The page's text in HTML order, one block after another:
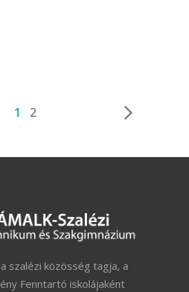
1 2
szalézi közösség tagja, a
Fenntartó iskolájaként